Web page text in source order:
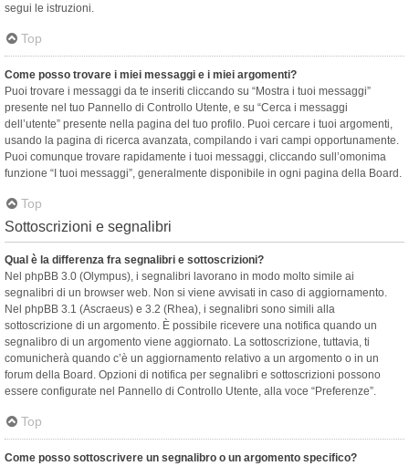
segui le istruzioni.
Top
Come posso trovare i miei messaggi e i miei argomenti?
Puoi trovare i messaggi da te inseriti cliccando su “Mostra i tuoi messaggi”
presente nel tuo Pannello di Controllo Utente, e su “Cerca i messaggi
dell’utente” presente nella pagina del tuo profilo. Puoi cercare i tuoi argomenti,
usando la pagina di ricerca avanzata, compilando i vari campi opportunamente.
Puoi comunque trovare rapidamente i tuoi messaggi, cliccando sull’omonima
funzione “I tuoi messaggi”, generalmente disponibile in ogni pagina della Board.
Top
Sottoscrizioni e segnalibri
Qual è la differenza fra segnalibri e sottoscrizioni?
Nel phpBB 3.0 (Olympus), i segnalibri lavorano in modo molto simile ai
segnalibri di un browser web. Non si viene avvisati in caso di aggiornamento.
Nel phpBB 3.1 (Ascraeus) e 3.2 (Rhea), i segnalibri sono simili alla
sottoscrizione di un argomento. È possibile ricevere una notifica quando un
segnalibro di un argomento viene aggiornato. La sottoscrizione, tuttavia, ti
comunicherà quando c’è un aggiornamento relativo a un argomento o in un
forum della Board. Opzioni di notifica per segnalibri e sottoscrizioni possono
essere configurate nel Pannello di Controllo Utente, alla voce “Preferenze”.
Top
Come posso sottoscrivere un segnalibro o un argomento specifico?